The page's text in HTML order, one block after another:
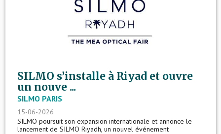
SILMO s’installe à Riyad et ouvre
un nouve ...
SILMO PARIS
15-06-2026
SILMO poursuit son expansion internationale et annonce le
lancement de SILMO Riyadh, un nouvel événement